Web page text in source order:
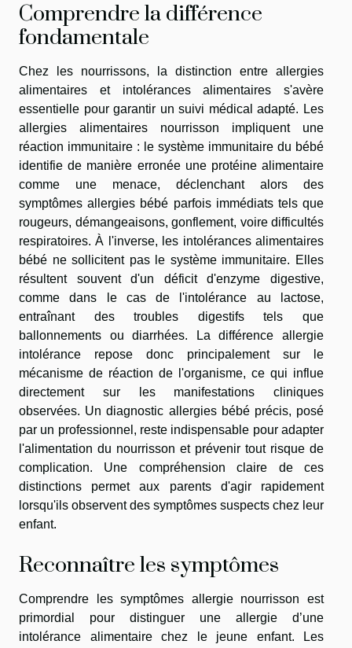
Comprendre la différence
fondamentale
Chez les nourrissons, la distinction entre allergies
alimentaires et intolérances alimentaires s'avère
essentielle pour garantir un suivi médical adapté. Les
allergies alimentaires nourrisson impliquent une
réaction immunitaire : le système immunitaire du bébé
identifie de manière erronée une protéine alimentaire
comme une menace, déclenchant alors des
symptômes allergies bébé parfois immédiats tels que
rougeurs, démangeaisons, gonflement, voire difficultés
respiratoires. À l'inverse, les intolérances alimentaires
bébé ne sollicitent pas le système immunitaire. Elles
résultent souvent d'un déficit d'enzyme digestive,
comme dans le cas de l'intolérance au lactose,
entraînant des troubles digestifs tels que
ballonnements ou diarrhées. La différence allergie
intolérance repose donc principalement sur le
mécanisme de réaction de l'organisme, ce qui influe
directement sur les manifestations cliniques
observées. Un diagnostic allergies bébé précis, posé
par un professionnel, reste indispensable pour adapter
l'alimentation du nourrisson et prévenir tout risque de
complication. Une compréhension claire de ces
distinctions permet aux parents d'agir rapidement
lorsqu'ils observent des symptômes suspects chez leur
enfant.
Reconnaître les symptômes
Comprendre les symptômes allergie nourrisson est
primordial pour distinguer une allergie d’une
intolérance alimentaire chez le jeune enfant. Les